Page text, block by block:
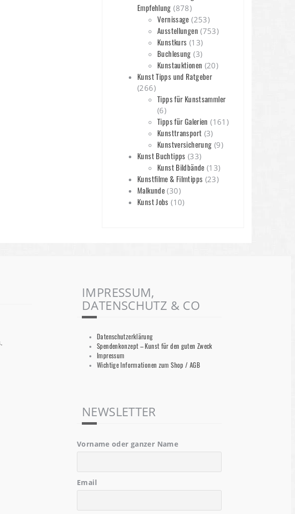
Empfehlung (878)
Vernissage (253)
Ausstellungen (753)
Kunstkurs (13)
Buchlesung (3)
Kunstauktionen (20)
Kunst Tipps und Ratgeber
(266)
Tipps für Kunstsammler
(6)
Tipps für Galerien (161)
Kunsttransport (3)
Kunstversicherung (9)
Kunst Buchtipps (33)
Kunst Bildbände (13)
Kunstfilme & Filmtipps (23)
Malkunde (30)
Kunst Jobs (10)
IMPRESSUM,
DATENSCHUTZ & CO
Datenschutzerklärung
Spendenkonzept – Kunst für den guten Zweck
Impressum
Wichtige Informationen zum Shop / AGB
NEWSLETTER
Vorname oder ganzer Name
Email